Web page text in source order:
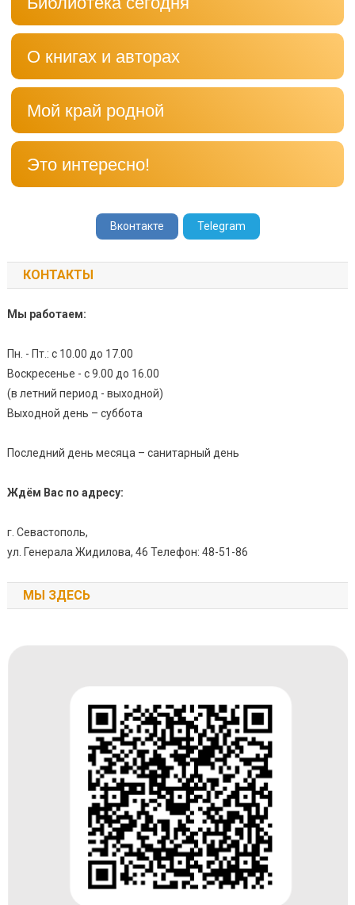
О книгах и авторах
Мой край родной
Это интересно!
Вконтакте Telegram
КОНТАКТЫ
Мы работаем:
Пн. - Пт.: с 10.00 до 17.00
Воскресенье - с 9.00 до 16.00
(в летний период - выходной)
Выходной день – суббота
Последний день месяца – санитарный день
Ждём Вас по адресу:
г. Севастополь,
ул. Генерала Жидилова, 46 Телефон: 48-51-86
МЫ ЗДЕСЬ